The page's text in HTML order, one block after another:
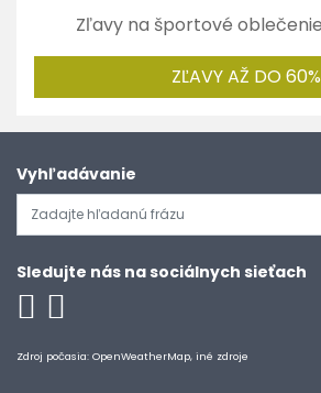
Zľavy na športové
ZĽAVY AŽ DO 60%
Vyhľadávanie
Sledujte nás na sociálnych sieťach
Zdroj počasia: OpenWeatherMap, iné zdroje